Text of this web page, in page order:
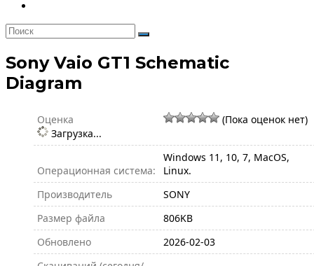
Sony Vaio GT1 Schematic
Diagram
Оценка
(Пока оценок нет)
Загрузка...
Операционная система:
Windows 11, 10, 7, MacOS,
Linux.
Производитель
SONY
Размер файла
806KB
Обновлено
2026-02-03